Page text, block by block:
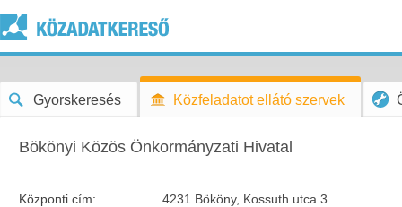
Gyorskeresés Közfeladatot ellátó szervek
Bökönyi Közös Önkormányzati Hivatal
Központi cím: 4231 Bököny, Kossuth utca 3.